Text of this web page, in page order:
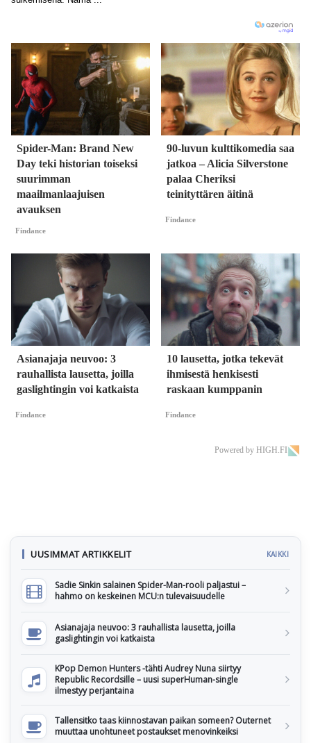
Spider-Man: Brand New
Day teki historian toiseksi
suurimman
maailmanlaajuisen
avauksen
Findance
90-luvun kulttikomedia saa
jatkoa – Alicia Silverstone
palaa Cheriksi
teinityttären äitinä
Findance
Asianajaja neuvoo: 3
rauhallista lausetta, joilla
gaslightingin voi katkaista
Findance
10 lausetta, jotka tekevät
ihmisestä henkisesti
raskaan kumppanin
Findance
Powered by HIGH.FI
UUSIMMAT ARTIKKELIT KAIKKI
Sadie Sinkin salainen Spider-Man-rooli paljastui –
hahmo on keskeinen MCU:n tulevaisuudelle
Asianajaja neuvoo: 3 rauhallista lausetta, joilla
gaslightingin voi katkaista
KPop Demon Hunters -tähti Audrey Nuna siirtyy
Republic Recordsille – uusi superHuman-single
ilmestyy perjantaina
Tallensitko taas kiinnostavan paikan someen? Outernet
muuttaa unohtuneet postaukset menovinkeiksi